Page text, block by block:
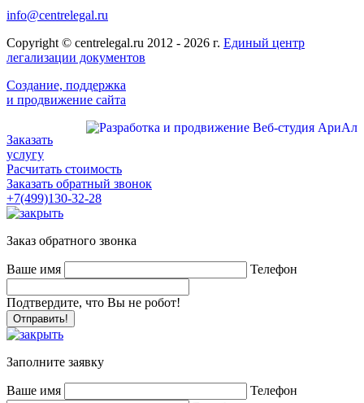
info@centrelegal.ru
Copyright © centrelegal.ru 2012 - 2026 г. Единый центр
легализации документов
Создание, поддержка
и продвижение сайта
Заказать
услугу
Расчитать стоимость
Заказать обратный звонок
+7(499)130-32-28
Заказ обратного звонка
Ваше имя Телефон
Подтвердите, что Вы не робот!
Заполните заявку
Ваше имя
Телефон